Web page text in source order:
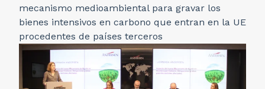
mecanismo medioambiental para gravar los
bienes intensivos en carbono que entran en la UE
procedentes de países terceros